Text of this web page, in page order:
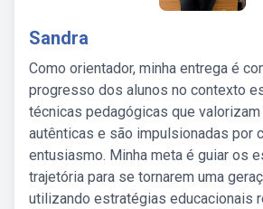
Sandra
Como orientador, minha entrega é
progresso dos alunos no contexto
técnicas pedagógicas que
autênticas e são impulsionadas por
entusiasmo. Minha meta é guiar os
trajetória para se tornarem uma
utilizando estratégias educacionais